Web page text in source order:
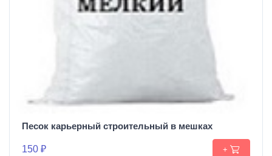
Песок карьерный строительный в мешках
150 ₽ +